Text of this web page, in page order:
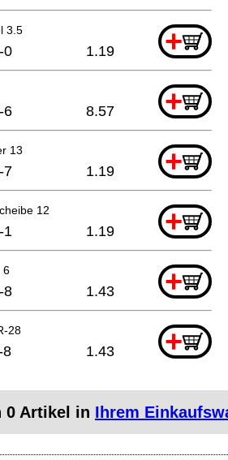
3.5 +
0 1.19
+
6 8.57
13 +
7 1.19
12 +
1 1.19
6 +
8 1.43
28 +
8 1.43
0 Artikel in Ihrem